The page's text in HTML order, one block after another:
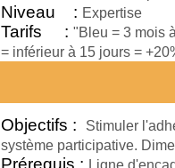
Niveau : Expertise
Tarifs : "Bleu = 3 mois
= inférieur à 15 jours =
Objectifs :
Stimuler
système participative.
Prérequis : Ligne